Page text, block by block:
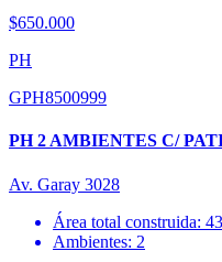
$650.000
PH
GPH8500999
PH 2 AMBIENTES C/
Av. Garay 3028
Área total construida:
Ambientes: 2